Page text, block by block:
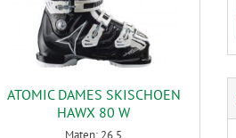
ATOMIC DAMES SKISCHOEN
HAWX 80 W